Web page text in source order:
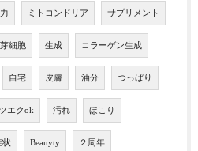
ミトコンドリア サプリメント
細胞 生成 コラーゲン生成
自宅 皮膚 油分 つっぱり
エクok 汚れ ほこり
状 Beauyty ２周年